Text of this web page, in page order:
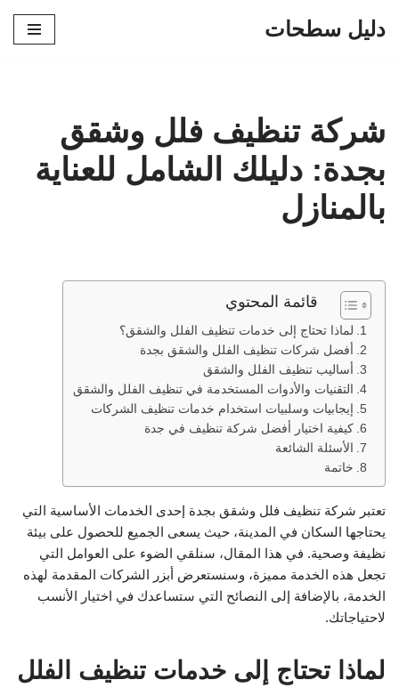
دليل سطحات
شركة تنظيف فلل وشقق
بجدة: دليلك الشامل للعناية
بالمنازل
قائمة المحتوي
لماذا تحتاج إلى خدمات تنظيف الفلل والشقق؟
أفضل شركات تنظيف الفلل والشقق بجدة
أساليب تنظيف الفلل والشقق
التقنيات والأدوات المستخدمة في تنظيف الفلل والشقق
إيجابيات وسلبيات استخدام خدمات تنظيف الشركات
كيفية اختيار أفضل شركة تنظيف في جدة
الأسئلة الشائعة
خاتمة
تعتبر شركة تنظيف فلل وشقق بجدة إحدى الخدمات الأساسية التي
يحتاجها السكان في المدينة، حيث يسعى الجميع للحصول على بيئة
نظيفة وصحية. في هذا المقال، سنلقي الضوء على العوامل التي
تجعل هذه الخدمة مميزة، وسنستعرض أبزر الشركات المقدمة لهذه
الخدمة، بالإضافة إلى النصائح التي ستساعدك في اختيار الأنسب
لاحتياجاتك.
لماذا تحتاج إلى خدمات تنظيف الفلل